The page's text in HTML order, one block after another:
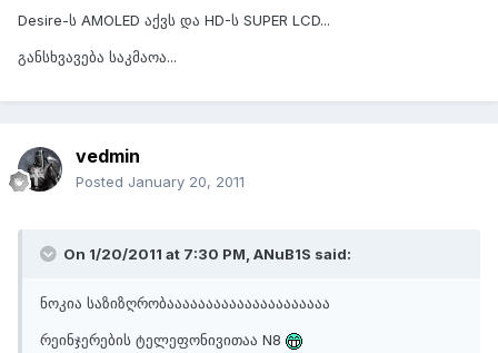
Desire-ს AMOLED აქვს და HD-ს SUPER LCD...
განსხვავება საკმაოა...
vedmin
Posted January 20, 2011
On 1/20/2011 at 7:30 PM, ANuB1S said:
ნოკია საზიზღრობააააააააააააააააააააა
რეინჯერების ტელეფონივითაა N8